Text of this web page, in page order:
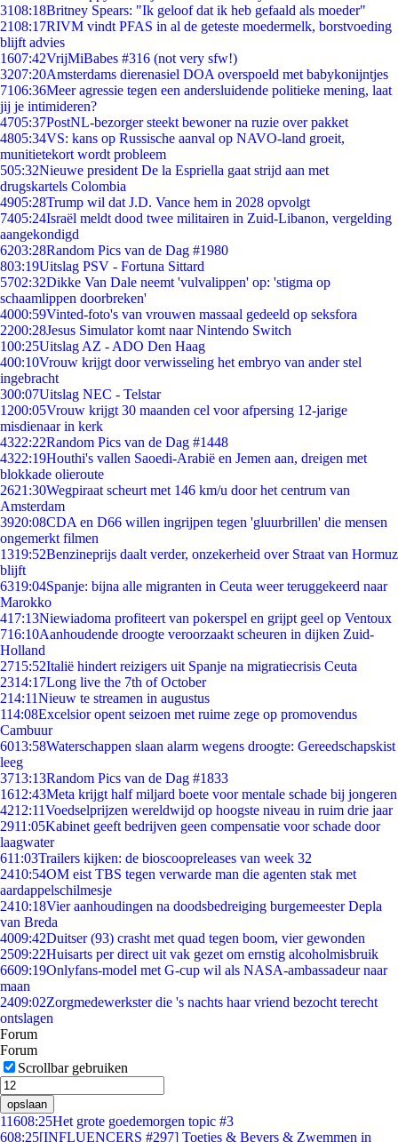
3108:18Britney Spears: "Ik geloof dat ik heb gefaald als moeder"
2108:17RIVM vindt PFAS in al de geteste moedermelk, borstvoeding
blijft advies
1607:42VrijMiBabes #316 (not very sfw!)
3207:20Amsterdams dierenasiel DOA overspoeld met babykonijntjes
7106:36Meer agressie tegen een andersluidende politieke mening, laat
jij je intimideren?
4705:37PostNL-bezorger steekt bewoner na ruzie over pakket
4805:34VS: kans op Russische aanval op NAVO-land groeit,
munitietekort wordt probleem
505:32Nieuwe president De la Espriella gaat strijd aan met
drugskartels Colombia
4905:28Trump wil dat J.D. Vance hem in 2028 opvolgt
7405:24Israël meldt dood twee militairen in Zuid-Libanon, vergelding
aangekondigd
6203:28Random Pics van de Dag #1980
803:19Uitslag PSV - Fortuna Sittard
5702:32Dikke Van Dale neemt 'vulvalippen' op: 'stigma op
schaamlippen doorbreken'
4000:59Vinted-foto's van vrouwen massaal gedeeld op seksfora
2200:28Jesus Simulator komt naar Nintendo Switch
100:25Uitslag AZ - ADO Den Haag
400:10Vrouw krijgt door verwisseling het embryo van ander stel
ingebracht
300:07Uitslag NEC - Telstar
1200:05Vrouw krijgt 30 maanden cel voor afpersing 12-jarige
misdienaar in kerk
4322:22Random Pics van de Dag #1448
4322:19Houthi's vallen Saoedi-Arabië en Jemen aan, dreigen met
blokkade olieroute
2621:30Wegpiraat scheurt met 146 km/u door het centrum van
Amsterdam
3920:08CDA en D66 willen ingrijpen tegen 'gluurbrillen' die mensen
ongemerkt filmen
1319:52Benzineprijs daalt verder, onzekerheid over Straat van Hormuz
blijft
6319:04Spanje: bijna alle migranten in Ceuta weer teruggekeerd naar
Marokko
417:13Niewiadoma profiteert van pokerspel en grijpt geel op Ventoux
716:10Aanhoudende droogte veroorzaakt scheuren in dijken Zuid-
Holland
2715:52Italië hindert reizigers uit Spanje na migratiecrisis Ceuta
2314:17Long live the 7th of October
214:11Nieuw te streamen in augustus
114:08Excelsior opent seizoen met ruime zege op promovendus
Cambuur
6013:58Waterschappen slaan alarm wegens droogte: Gereedschapskist
leeg
3713:13Random Pics van de Dag #1833
1612:43Meta krijgt half miljard boete voor mentale schade bij jongeren
4212:11Voedselprijzen wereldwijd op hoogste niveau in ruim drie jaar
2911:05Kabinet geeft bedrijven geen compensatie voor schade door
laagwater
611:03Trailers kijken: de bioscoopreleases van week 32
2410:54OM eist TBS tegen verwarde man die agenten stak met
aardappelschilmesje
2410:18Vier aanhoudingen na doodsbedreiging burgemeester Depla
van Breda
4009:42Duitser (93) crasht met quad tegen boom, vier gewonden
2509:22Huisarts per direct uit vak gezet om ernstig alcoholmisbruik
6609:19Onlyfans-model met G-cup wil als NASA-ambassadeur naar
maan
2409:02Zorgmedewerkster die 's nachts haar vriend bezocht terecht
ontslagen
Forum
Forum
Scrollbar gebruiken
opslaan
11608:25Het grote goedemorgen topic #3
608:25[INFLUENCERS #297] Toetjes & Bevers & Zwemmen in